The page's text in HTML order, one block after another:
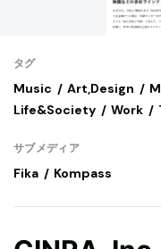
タグ
Music Art,Design
Life&Society
Work
サブメディア
Fika Kompass